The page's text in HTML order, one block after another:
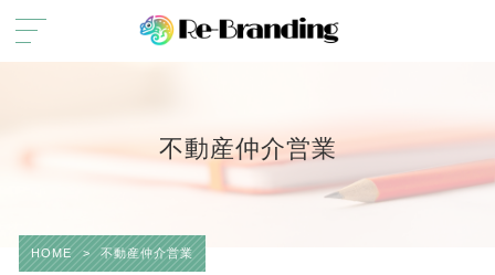
不動産仲介営業
HOME > 不動産仲介営業